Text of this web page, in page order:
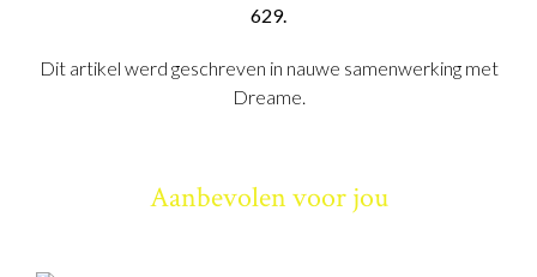
629.
Dit artikel werd geschreven in nauwe samenwerking met
Dreame.
Aanbevolen voor jou